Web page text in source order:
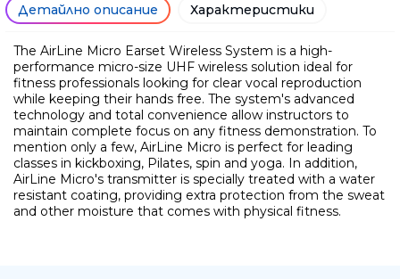
Детайлно описание Характеристики
The AirLine Micro Earset Wireless System is a high-
performance micro-size UHF wireless solution ideal for
fitness professionals looking for clear vocal reproduction
while keeping their hands free. The system's advanced
technology and total convenience allow instructors to
maintain complete focus on any fitness demonstration. To
mention only a few, AirLine Micro is perfect for leading
classes in kickboxing, Pilates, spin and yoga. In addition,
AirLine Micro's transmitter is specially treated with a water
resistant coating, providing extra protection from the sweat
and other moisture that comes with physical fitness.